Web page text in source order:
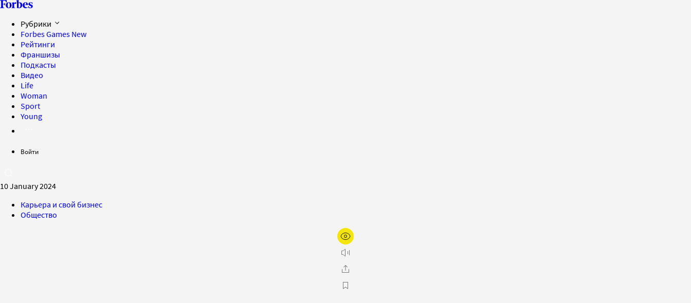
Рубрики
Forbes Games New
Рейтинги
Франшизы
Подкасты
Видео
Life
Woman
Sport
Young
Войти
10 January 2024
Карьера и свой бизнес
Общество